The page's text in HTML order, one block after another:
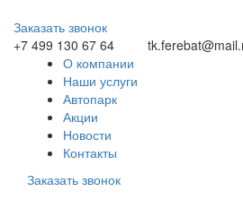
Заказать звонок
+7 499 130 67 64
О компании
Наши услуги
Автопарк
Акции
Новости
Контакты
Заказать звонок